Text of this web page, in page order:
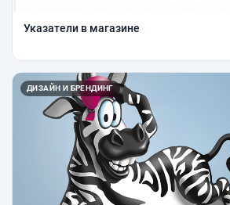
Указатели в магазине
ДИЗАЙН И БРЕНДИНГ